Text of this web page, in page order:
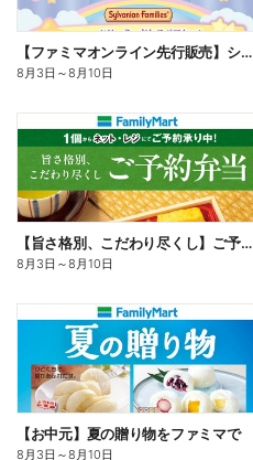
【ファミマオンライン先行販売】シルバニアファミリー
8月3日 ～8月10日
【旨さ格別、こだわり尽くし】ご予約弁当
8月3日 ～8月10日
【お中元】夏の贈り物をファミマで
8月3日 ～8月10日